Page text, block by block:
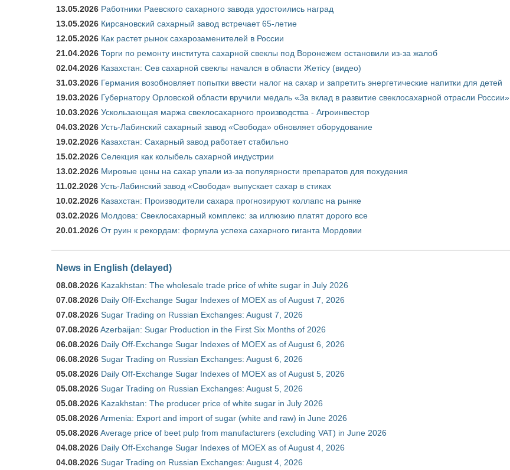
13.05.2026 Работники Раевского сахарного завода удостоились наград
13.05.2026 Кирсановский сахарный завод встречает 65-летие
12.05.2026 Как растет рынок сахарозаменителей в России
21.04.2026 Торги по ремонту института сахарной свеклы под Воронежем остановили из-за жалоб
02.04.2026 Казахстан: Сев сахарной свеклы начался в области Жетісу (видео)
31.03.2026 Германия возобновляет попытки ввести налог на сахар и запретить энергетические напитки для детей
19.03.2026 Губернатору Орловской области вручили медаль «За вклад в развитие свеклосахарной отрасли России»
10.03.2026 Ускользающая маржа свеклосахарного производства - Агроинвестор
04.03.2026 Усть-Лабинский сахарный завод «Свобода» обновляет оборудование
19.02.2026 Казахстан: Сахарный завод работает стабильно
15.02.2026 Селекция как колыбель сахарной индустрии
13.02.2026 Мировые цены на сахар упали из-за популярности препаратов для похудения
11.02.2026 Усть-Лабинский завод «Свобода» выпускает сахар в стиках
10.02.2026 Казахстан: Производители сахара прогнозируют коллапс на рынке
03.02.2026 Молдова: Свеклосахарный комплекс: за иллюзию платят дорого все
20.01.2026 От руин к рекордам: формула успеха сахарного гиганта Мордовии
News in English (delayed)
08.08.2026 Kazakhstan: The wholesale trade price of white sugar in July 2026
07.08.2026 Daily Off-Exchange Sugar Indexes of MOEX as of August 7, 2026
07.08.2026 Sugar Trading on Russian Exchanges: August 7, 2026
07.08.2026Azerbaijan: Sugar Production in the First Six Months of 2026
06.08.2026 Daily Off-Exchange Sugar Indexes of MOEX as of August 6, 2026
06.08.2026 Sugar Trading on Russian Exchanges: August 6, 2026
05.08.2026 Daily Off-Exchange Sugar Indexes of MOEX as of August 5, 2026
05.08.2026 Sugar Trading on Russian Exchanges: August 5, 2026
05.08.2026 Kazakhstan: The producer price of white sugar in July 2026
05.08.2026Armenia: Export and import of sugar (white and raw) in June 2026
05.08.2026Average price of beet pulp from manufacturers (excluding VAT) in June 2026
04.08.2026 Daily Off-Exchange Sugar Indexes of MOEX as of August 4, 2026
04.08.2026 Sugar Trading on Russian Exchanges: August 4, 2026